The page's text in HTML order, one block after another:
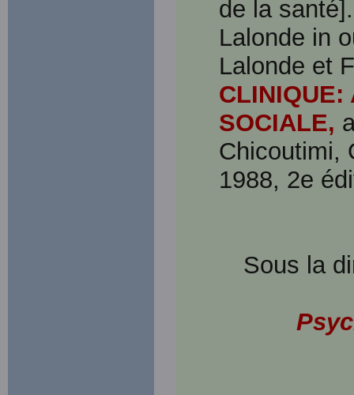
de la
Lalonde in
Lalonde et
CLINIQUE:
SOCIALE,
Chicoutimi,
1988, 2e
Sous la